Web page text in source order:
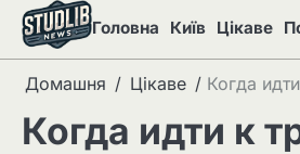
Перейти
вмісту
Головна Київ Цікаве
Домашня Цікаве Когда
Когда идти к